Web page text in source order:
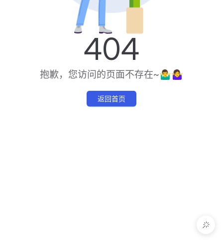
404
抱歉，您访问的页面不存在~🤷‍♂️🤷‍♀️
返回首页